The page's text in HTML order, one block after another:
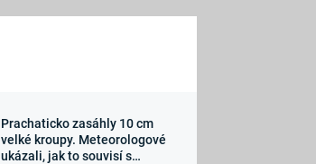
Sledujte nás
Prachaticko zasáhly 10 cm
velké kroupy. Meteorologové
ukázali, jak to souvisí s